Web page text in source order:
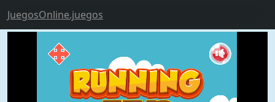
JuegosOnline.juegos